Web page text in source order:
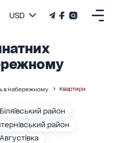
USD
в Набережному Квартири
Біляївський район
район
Августівка